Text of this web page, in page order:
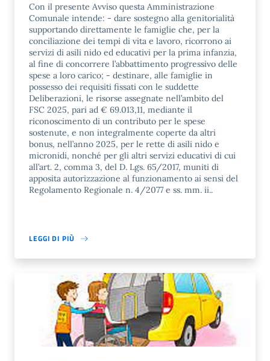
Con il presente Avviso questa Amministrazione
Comunale intende: - dare sostegno alla genitorialità
supportando direttamente le famiglie che, per la
conciliazione dei tempi di vita e lavoro, ricorrono ai
servizi di asili nido ed educativi per la prima infanzia,
al fine di concorrere l’abbattimento progressivo delle
spese a loro carico; - destinare, alle famiglie in
possesso dei requisiti fissati con le suddette
Deliberazioni, le risorse assegnate nell’ambito del
FSC 2025, pari ad € 69.013,11, mediante il
riconoscimento di un contributo per le spese
sostenute, e non integralmente coperte da altri
bonus, nell’anno 2025, per le rette di asili nido e
micronidi, nonché per gli altri servizi educativi di cui
all’art. 2, comma 3, del D. Lgs. 65/2017, muniti di
apposita autorizzazione al funzionamento ai sensi del
Regolamento Regionale n. 4/2077 e ss. mm. ii..
LEGGI DI PIÙ